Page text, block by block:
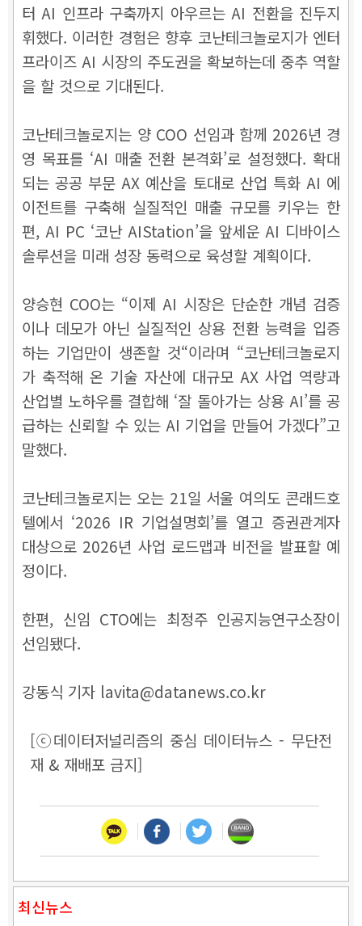
터 AI 인프라 구축까지 아우르는 AI 전환을 진두지
휘했다. 이러한 경험은 향후 코난테크놀로지가 엔터
프라이즈 AI 시장의 주도권을 확보하는데 중추 역할
을 할 것으로 기대된다.
코난테크놀로지는 양 COO 선임과 함께 2026년 경
영 목표를 ‘AI 매출 전환 본격화’로 설정했다. 확대
되는 공공 부문 AX 예산을 토대로 산업 특화 AI 에
이전트를 구축해 실질적인 매출 규모를 키우는 한
편, AI PC ‘코난 AIStation’을 앞세운 AI 디바이스
솔루션을 미래 성장 동력으로 육성할 계획이다.
양승현 COO는 “이제 AI 시장은 단순한 개념 검증
이나 데모가 아닌 실질적인 상용 전환 능력을 입증
하는 기업만이 생존할 것“이라며 “코난테크놀로지
가 축적해 온 기술 자산에 대규모 AX 사업 역량과
산업별 노하우를 결합해 ‘잘 돌아가는 상용 AI’를 공
급하는 신뢰할 수 있는 AI 기업을 만들어 가겠다”고
말했다.
코난테크놀로지는 오는 21일 서울 여의도 콘래드호
텔에서 ‘2026 IR 기업설명회’를 열고 증권관계자
대상으로 2026년 사업 로드맵과 비전을 발표할 예
정이다.
한편, 신임 CTO에는 최정주 인공지능연구소장이
선임됐다.
강동식 기자 lavita@datanews.co.kr
[ⓒ데이터저널리즘의 중심 데이터뉴스 - 무단전
재 & 재배포 금지]
최신뉴스